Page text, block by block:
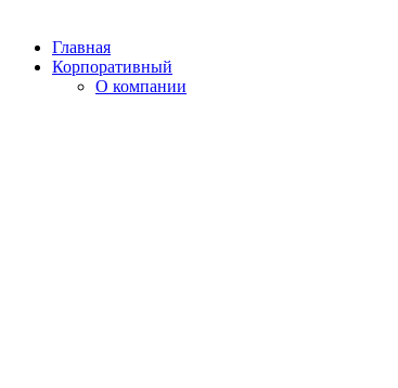
Главная
Корпоративный
О компании